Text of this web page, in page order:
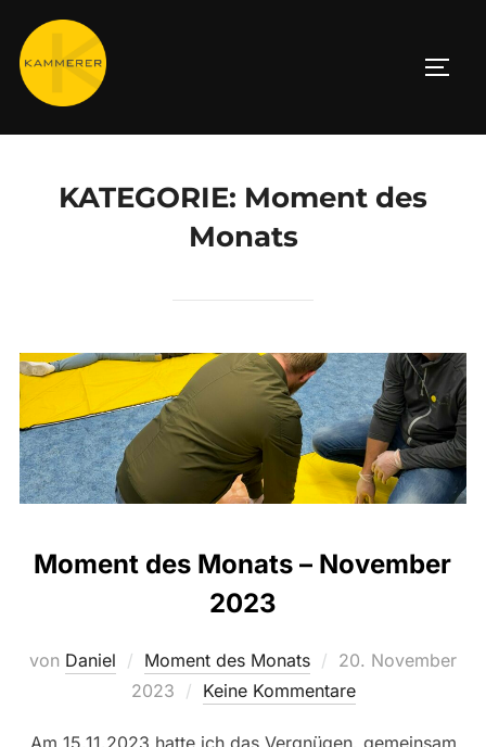
Inhalt
springen
KATEGORIE: Moment des
Monats
Moment des Monats – November
2023
von Daniel Moment des Monats
Veröffentlicht
am
20. November
2023
Keine Kommentare
Am 15.11.2023 hatte ich das Vergnügen, gemeinsam